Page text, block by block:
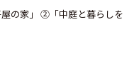
の家」 ②「中庭と暮らしを